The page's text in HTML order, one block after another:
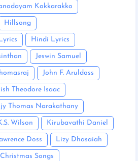
Kokkarakko
Hillsong
Hindi Lyrics
Jeswin Samuel
John F. Aruldoss
Theodore Isaac
Thomas Narakathany
Wilson Kirubavathi Daniel
Doss Lizy Dhasaiah
Songs